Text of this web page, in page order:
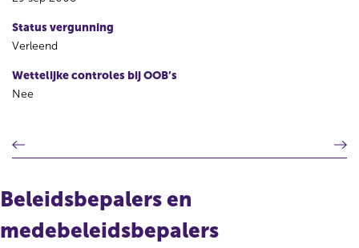
Status vergunning
Verleend
Wettelijke controles bij OOB’s
Nee
o
g
e
r
V
o
Beleidsbepalers en
medebeleidsbepalers